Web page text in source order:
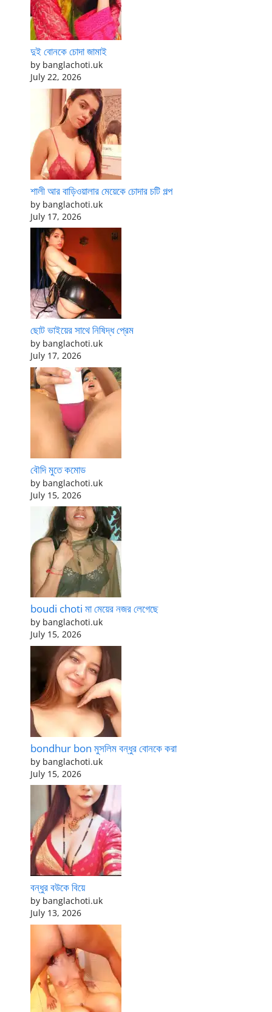
দুই বোনকে চোদা জামাই
by banglachoti.uk
July 22, 2026
শালী আর বাড়িওয়ালার মেয়েকে চোদার চটি গল্প
by banglachoti.uk
July 17, 2026
ছোট ভাইয়ের সাথে নিষিদ্ধ প্রেম
by banglachoti.uk
July 17, 2026
বৌদি মুতে কমোড
by banglachoti.uk
July 15, 2026
boudi choti মা মেয়ের নজর লেগেছে
by banglachoti.uk
July 15, 2026
bondhur bon মুসলিম বন্ধুর বোনকে করা
by banglachoti.uk
July 15, 2026
বন্ধুর বউকে বিয়ে
by banglachoti.uk
July 13, 2026